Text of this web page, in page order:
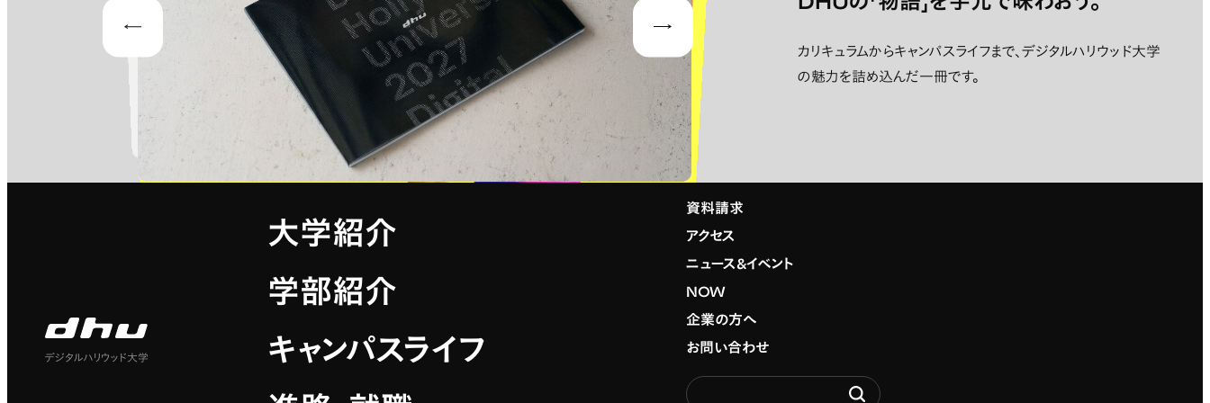
カリキュラムからキャンパスライフまで、デジタルハリウッド大学
の魅力を詰め込んだ一冊です。
デジタルハリウッド大学
大学紹介
学部紹介
キャンパスライフ
資料請求
アクセス
ニュース&イベント
NOW
企業の方へ
お問い合わせ